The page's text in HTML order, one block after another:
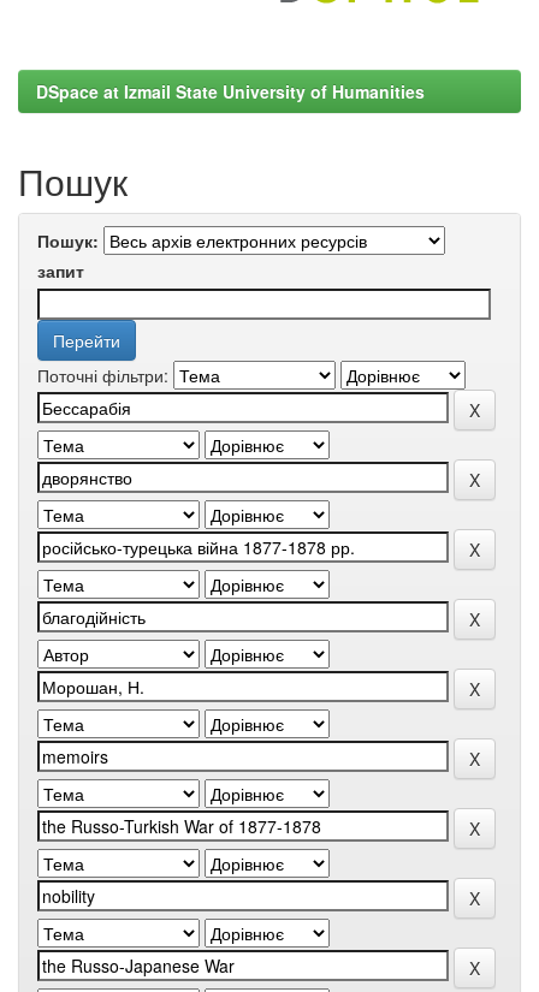
DSpace at Izmail State University of Humanities
Пошук
Пошук:
запит
Поточні фільтри: